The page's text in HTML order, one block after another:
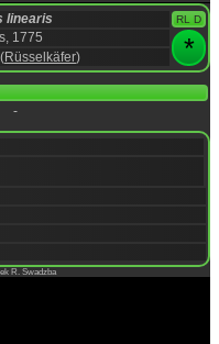
linearis
RL D
1775 *
Rüsselkäfer)
-
R. Swadzba